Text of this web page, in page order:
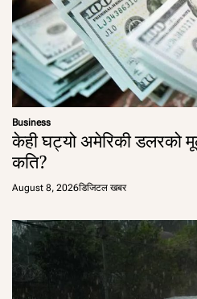
Business
केही घट्यो अमेरिकी डलरको
कति?
August 8, 2026डिजिटल खबर